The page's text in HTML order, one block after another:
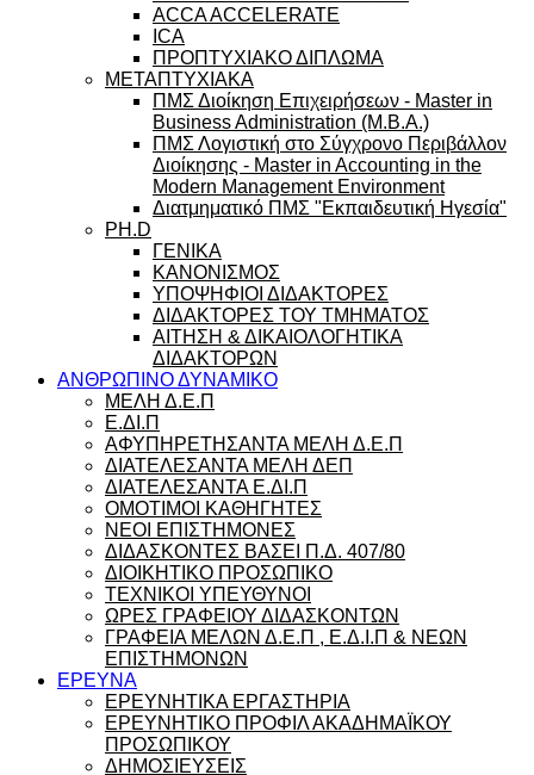
ACCA ACCELERATE
ICA
ΠΡΟΠΤΥΧΙΑΚΟ ΔΙΠΛΩΜΑ
ΜΕΤΑΠΤΥΧΙΑΚΑ
ΠΜΣ Διοίκηση Επιχειρήσεων - Master in
Business Administration (M.B.A.)
ΠΜΣ Λογιστική στο Σύγχρονο Περιβάλλον
Διοίκησης - Master in Accounting in the
Modern Management Environment
Διατμηματικό ΠΜΣ "Εκπαιδευτική Ηγεσία"
PH.D
ΓΕΝΙΚΑ
ΚΑΝΟΝΙΣΜΟΣ
ΥΠΟΨΗΦΙΟΙ ΔΙΔΑΚΤΟΡΕΣ
ΔΙΔΑΚΤΟΡΕΣ ΤΟΥ ΤΜΗΜΑΤΟΣ
ΑΙΤΗΣΗ & ΔΙΚΑΙΟΛΟΓΗΤΙΚΑ
ΔΙΔΑΚΤΟΡΩΝ
ΑΝΘΡΩΠΙΝΟ ΔΥΝΑΜΙΚΟ
ΜΕΛΗ Δ.Ε.Π
Ε.ΔΙ.Π
ΑΦΥΠΗΡΕΤΗΣΑΝΤΑ ΜΕΛΗ Δ.Ε.Π
ΔΙΑΤΕΛΕΣΑΝΤΑ ΜΕΛΗ ΔΕΠ
ΔΙΑΤΕΛΕΣΑΝΤΑ Ε.ΔΙ.Π
ΟΜΟΤΙΜΟΙ ΚΑΘΗΓΗΤΕΣ
ΝΕΟΙ ΕΠΙΣΤΗΜΟΝΕΣ
ΔΙΔΑΣΚΟΝΤΕΣ ΒΑΣΕΙ Π.Δ. 407/80
ΔΙΟΙΚΗΤΙΚΟ ΠΡΟΣΩΠΙΚΟ
ΤΕΧΝΙΚΟΙ ΥΠΕΥΘΥΝΟΙ
ΩΡΕΣ ΓΡΑΦΕΙΟΥ ΔΙΔΑΣΚΟΝΤΩΝ
ΓΡΑΦΕΙΑ ΜΕΛΩΝ Δ.Ε.Π , Ε.Δ.Ι.Π & ΝΕΩΝ
ΕΠΙΣΤΗΜΟΝΩΝ
ΕΡΕΥΝΑ
ΕΡΕΥΝΗΤΙΚΑ ΕΡΓΑΣΤΗΡΙΑ
ΕΡΕΥΝΗΤΙΚΟ ΠΡΟΦΙΛ ΑΚΑΔΗΜΑΪΚΟΥ
ΠΡΟΣΩΠΙΚΟΥ
ΔΗΜΟΣΙΕΥΣΕΙΣ